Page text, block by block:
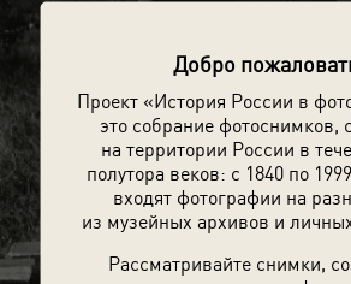
Добро
Проект «История России в
это собрание фотоснимков,
на территории России в
полутора веков: с 1840 по
входят фотографии на
из музейных архивов и
Рассматривайте снимки,